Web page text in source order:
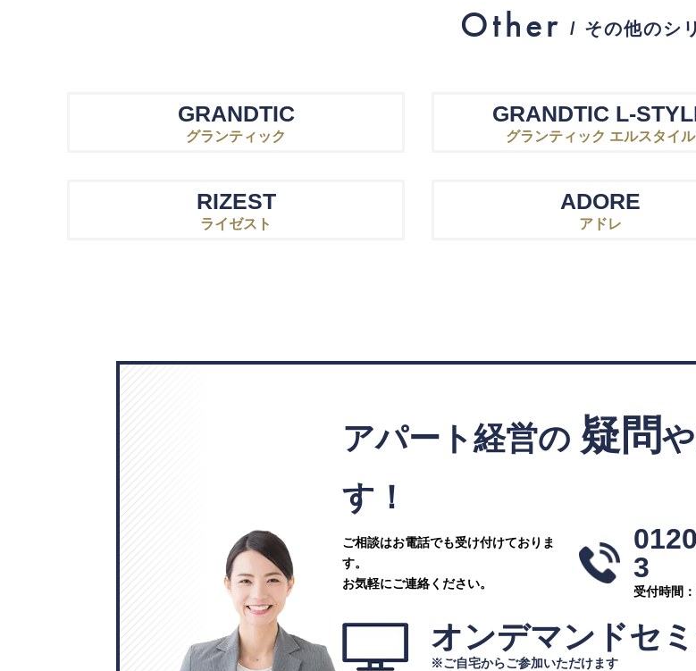
Other / その他のシ
GRANDTIC
グランティック
GRANDTIC L-
グランティック エルスタイル
RIZEST
ライゼスト
ADORE
アドレ
アパート経営の 疑問や
す！
ご相談はお電話でも受け付けておりま
す。
お気軽にご連絡ください。
3
受付時間
オンデマンドセ
※ご自宅からご参加いただけます